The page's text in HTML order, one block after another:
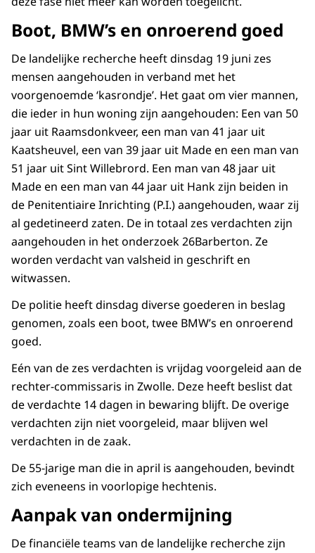
Boot, BMW’s en onroerend goed
De landelijke recherche heeft dinsdag 19 juni zes
mensen aangehouden in verband met het
voorgenoemde ‘kasrondje’. Het gaat om vier mannen,
die ieder in hun woning zijn aangehouden: Een van 50
jaar uit Raamsdonkveer, een man van 41 jaar uit
Kaatsheuvel, een van 39 jaar uit Made en een man van
51 jaar uit Sint Willebrord. Een man van 48 jaar uit
Made en een man van 44 jaar uit Hank zijn beiden in
de Penitentiaire Inrichting (P.I.) aangehouden, waar zij
al gedetineerd zaten. De in totaal zes verdachten zijn
aangehouden in het onderzoek 26Barberton. Ze
worden verdacht van valsheid in geschrift en
witwassen.
De politie heeft dinsdag diverse goederen in beslag
genomen, zoals een boot, twee BMW’s en onroerend
goed.
Eén van de zes verdachten is vrijdag voorgeleid aan de
rechter-commissaris in Zwolle. Deze heeft beslist dat
de verdachte 14 dagen in bewaring blijft. De overige
verdachten zijn niet voorgeleid, maar blijven wel
verdachten in de zaak.
De 55-jarige man die in april is aangehouden, bevindt
zich eveneens in voorlopige hechtenis.
Aanpak van ondermijning
De financiële teams van de landelijke recherche zijn